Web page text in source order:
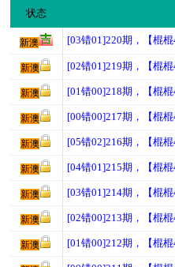
状态
新澳 [03错01]220期，【棍
新澳 [02错01]219期，【棍
新澳 [01错00]218期，【棍
新澳 [00错00]217期，【棍
新澳 [05错02]216期，【棍
新澳 [04错01]215期，【棍
新澳 [03错01]214期，【棍
新澳 [02错00]213期，【棍
新澳 [01错00]212期，【棍